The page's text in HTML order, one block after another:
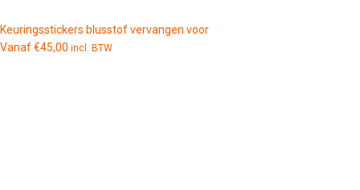
Keuringsstickers blusstof vervangen voor
Vanaf€45,00 incl. BTW